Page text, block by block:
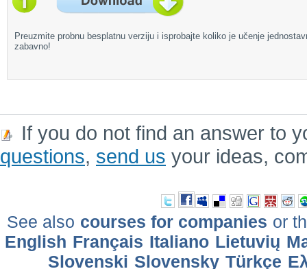
Preuzmite probnu besplatnu verziju i isprobajte koliko je učenje
zabavno!
If you do not find an answer to
questions, send us your ideas,
See also courses for companies or
English Français Italiano Lietuvių
Slovenski Slovensky Türkçe